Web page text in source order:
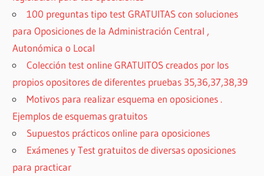
100 preguntas tipo test GRATUITAS con soluciones
para Oposiciones de la Administración Central ,
Autonómica o Local
Colección test online GRATUITOS creados por los
propios opositores de diferentes pruebas 35,36,37,38,39
Motivos para realizar esquema en oposiciones .
Ejemplos de esquemas gratuitos
Supuestos prácticos online para oposiciones
Exámenes y Test gratuitos de diversas oposiciones
para practicar